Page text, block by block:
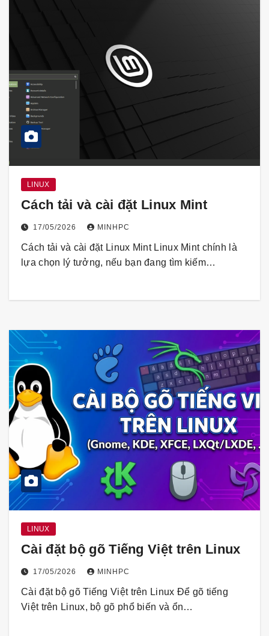
LINUX
Cách tải và cài đặt Linux Mint
17/05/2026 MINHPC
Cách tải và cài đặt Linux Mint Linux Mint chính là
lựa chọn lý tưởng, nếu bạn đang tìm kiếm…
LINUX
Cài đặt bộ gõ Tiếng Việt trên Linux
17/05/2026 MINHPC
Cài đặt bộ gõ Tiếng Việt trên Linux Để gõ tiếng
Việt trên Linux, bộ gõ phổ biến và ổn…